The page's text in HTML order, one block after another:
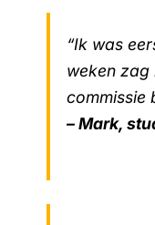
“Ik was
weken zag
commissie
– Mark,